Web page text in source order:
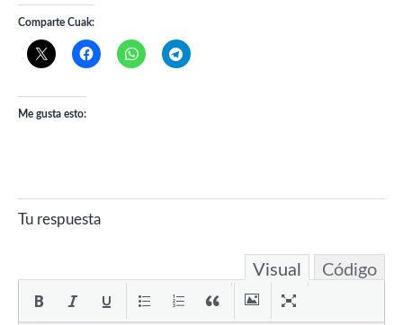
Comparte Cuak:
Me gusta esto:
Tu respuesta
Visual Código